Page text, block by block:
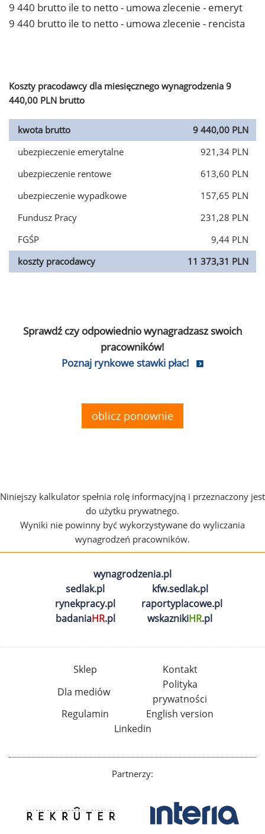
9 440 brutto ile to netto - umowa zlecenie - emeryt
9 440 brutto ile to netto - umowa zlecenie - rencista
Koszty pracodawcy dla miesięcznego wynagrodzenia 9
440,00 PLN brutto
kwota brutto
9 440,00 PLN
ubezpieczenie emerytalne
921,34 PLN
ubezpieczenie rentowe
613,60 PLN
ubezpieczenie wypadkowe
157,65 PLN
Fundusz Pracy
231,28 PLN
FGŚP
9,44 PLN
koszty pracodawcy
11 373,31 PLN
Sprawdź czy odpowiednio wynagradzasz swoich
pracowników!
Poznaj rynkowe stawki płac!
oblicz ponownie
Niniejszy kalkulator spełnia rolę informacyjną i przeznaczony jest
do użytku prywatnego.
Wyniki nie powinny być wykorzystywane do wyliczania
wynagrodzeń pracowników.
wynagrodzenia.pl
sedlak.pl
kfw.sedlak.pl
rynekpracy.pl
raportyplacowe.pl
badaniaHR.pl wskaznikiHR.pl
Sklep
Kontakt
Dla mediów
Polityka
prywatności
Regulamin
English version
Linkedin
Partnerzy: